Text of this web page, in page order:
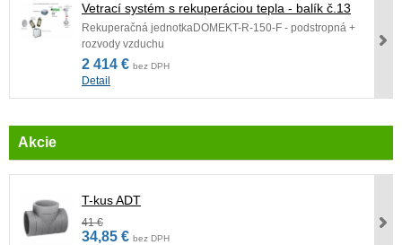
Vetrací systém s rekuperáciou tepla - balík č.13
Rekuperačná jednotkaDOMEKT-R-150-F - podstropná +
rozvody vzduchu
2 414 € bez DPH
Detail
Akcie
T-kus ADT
41 €
34,85 € bez DPH